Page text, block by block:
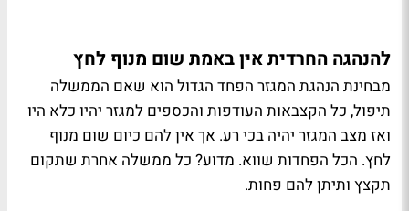
להנהגה החרדית אין באמת שום מנוף לחץ
מבחינת הנהגת המגזר הפחד הגדול הוא שאם הממשלה
תיפול, כל הקצבאות העודפות והכספים למגזר יהיו כלא היו
ואז מצב המגזר יהיה בכי רע. אך אין להם כיום שום מנוף
לחץ. הכל הפחדות שווא. מדוע? כל ממשלה אחרת שתקום
תקצץ ותיתן להם פחות.